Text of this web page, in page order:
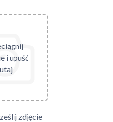
i upuść
zdjęcie